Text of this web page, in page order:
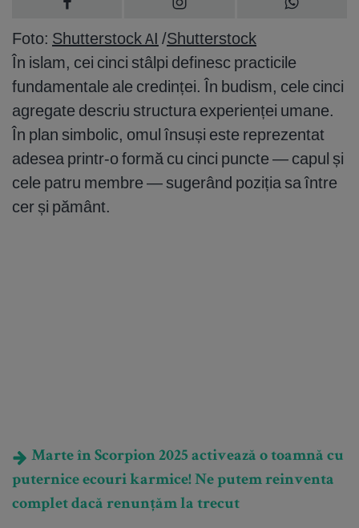
Foto: Shutterstock AI /Shutterstock
În islam, cei cinci stâlpi definesc practicile
fundamentale ale credinței. În budism, cele cinci
agregate descriu structura experienței umane.
În plan simbolic, omul însuși este reprezentat
adesea printr-o formă cu cinci puncte — capul și
cele patru membre — sugerând poziția sa între
cer și pământ.
Marte în Scorpion 2025 activează o toamnă cu
puternice ecouri karmice! Ne putem reinventa
complet dacă renunțăm la trecut